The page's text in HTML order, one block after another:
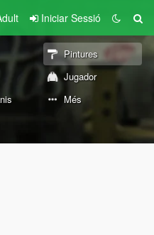
Iniciar Sessió
Pintures
Jugador
Més